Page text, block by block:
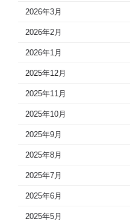
2026年3月
2026年2月
2026年1月
2025年12月
2025年11月
2025年10月
2025年9月
2025年8月
2025年7月
2025年6月
2025年5月